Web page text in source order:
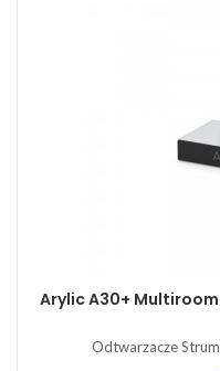
Arylic A30+
Odtwarzacze